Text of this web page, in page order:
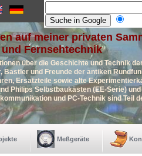
auf meiner privaten
Fernsehtechnik
über die Geschichte und Technik
Bastler und Freunde der antiken
Ersatzteile sowie alte
Philips Selbstbaukästen (EE-Serie)
und PC-Technik sind Teil
Meßgeräte